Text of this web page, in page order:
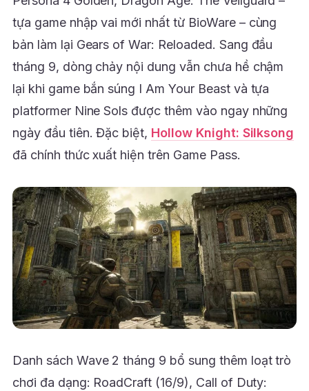
tựa game nhập vai mới nhất từ BioWare – cùng
bản làm lại Gears of War: Reloaded. Sang đầu
tháng 9, dòng chảy nội dung vẫn chưa hề chậm
lại khi game bắn súng I Am Your Beast và tựa
platformer Nine Sols được thêm vào ngay những
ngày đầu tiên. Đặc biệt, Hollow Knight: Silksong
đã chính thức xuất hiện trên Game Pass.
Danh sách Wave 2 tháng 9 bổ sung thêm loạt trò
chơi đa dạng: RoadCraft (16/9), Call of Duty: